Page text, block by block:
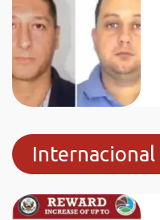
Internacional